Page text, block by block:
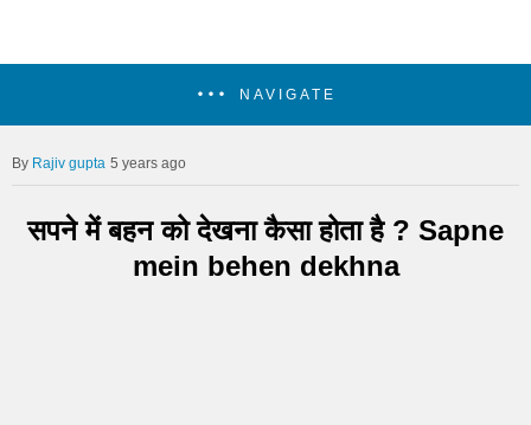
NAVIGATE
Rajiv gupta 5 years ago
सपने में बहन को देखना कैसा होता है ? Sapne
mein behen dekhna